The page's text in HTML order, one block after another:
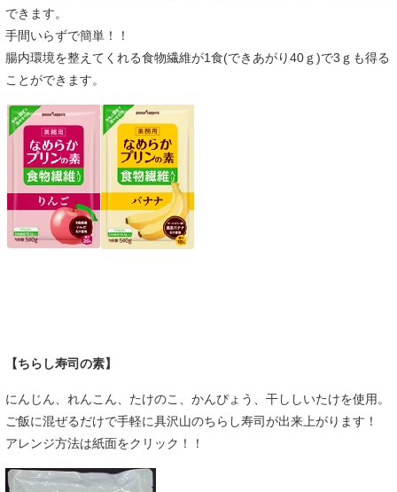
できます。
手間いらずで簡単！！
腸内環境を整えてくれる食物繊維が1食(できあがり40ｇ)で3ｇも得る
ことができます。
【ちらし寿司の素】
にんじん、れんこん、たけのこ、かんぴょう、干ししいたけを使用。
ご飯に混ぜるだけで手軽に具沢山のちらし寿司が出来上がります！
アレンジ方法は紙面をクリック！！